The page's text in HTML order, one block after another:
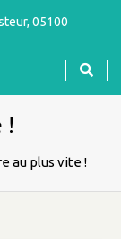
05100
!
au plus vite !